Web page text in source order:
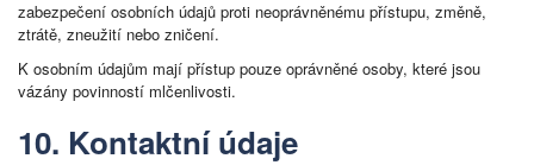
zabezpečení osobních údajů proti neoprávněnému přístupu, změně,
ztrátě, zneužití nebo zničení.
K osobním údajům mají přístup pouze oprávněné osoby, které jsou
vázány povinností mlčenlivosti.
10. Kontaktní údaje